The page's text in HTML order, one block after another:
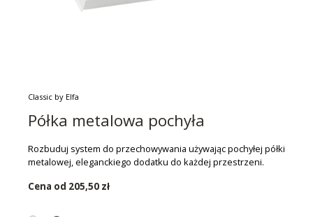
Classic by Elfa
Półka metalowa pochyła
Rozbuduj system do przechowywania używając pochyłej półki
metalowej, eleganckiego dodatku do każdej przestrzeni.
Cena od 205,50 zł